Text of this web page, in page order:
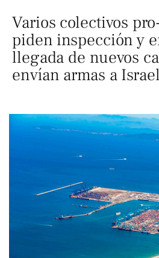
Varios colectivos
piden inspección y
llegada de nuevos
envían armas a